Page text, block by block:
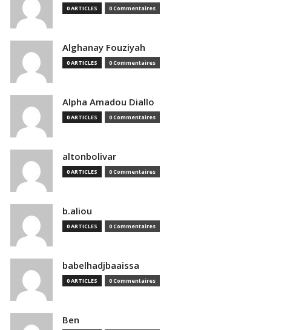
0 ARTICLES 0 Commentaires
Alghanay Fouziyah
0 ARTICLES 0 Commentaires
Alpha Amadou Diallo
0 ARTICLES 0 Commentaires
altonbolivar
0 ARTICLES 0 Commentaires
b.aliou
0 ARTICLES 0 Commentaires
babelhadjbaaissa
0 ARTICLES 0 Commentaires
Ben